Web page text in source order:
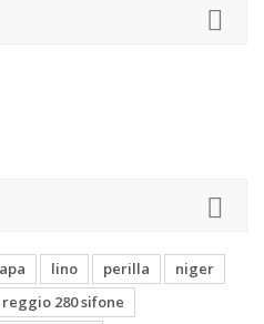
lino perilla
niger
reggio 280 sifone